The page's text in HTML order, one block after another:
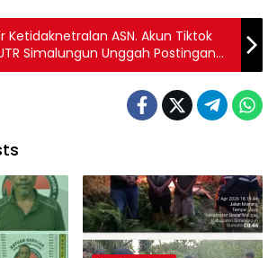
Ketidaknetralan ASN. Akun Tiktok
Simalungun Unggah Postingan
Sinaga Yang Sedang Cuti